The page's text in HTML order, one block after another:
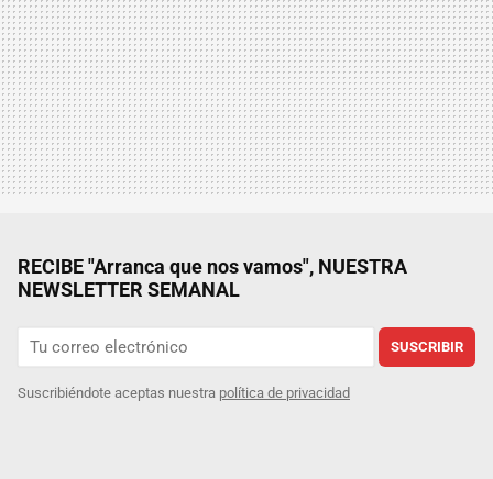
RECIBE "Arranca que nos vamos", NUESTRA
NEWSLETTER SEMANAL
SUSCRIBIR
Suscribiéndote aceptas nuestra política de privacidad